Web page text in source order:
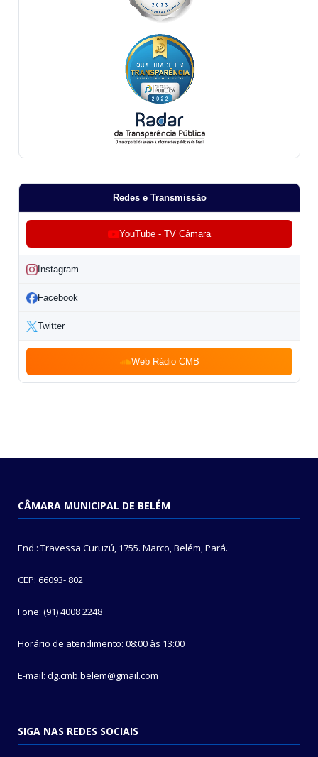
Redes e Transmissão
YouTube - TV Câmara
Instagram
Facebook
Twitter
Web Rádio CMB
CÂMARA MUNICIPAL DE BELÉM
End.: Travessa Curuzú, 1755. Marco, Belém, Pará.
CEP: 66093- 802
Fone: (91) 4008 2248
Horário de atendimento: 08:00 às 13:00
E-mail: dg.cmb.belem@gmail.com
SIGA NAS REDES SOCIAIS